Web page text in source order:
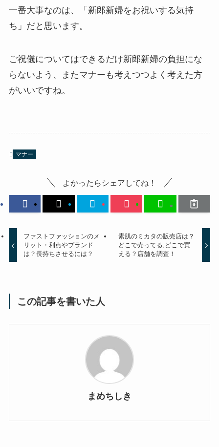
一番大事なのは、「新郎新婦をお祝いする気持
ち」だと思います。
ご祝儀についてはできるだけ新郎新婦の負担にな
らないよう、またマナーも考えつつよく考えた方
がいいですね。
マナー
よかったらシェアしてね！
ファストファッションのメ
リット・利点やブランド
は？長持ちさせるには？
素肌のミカタの販売店は？
どこで売ってる,どこで買
える？店舗を調査！
この記事を書いた人
まめちしき